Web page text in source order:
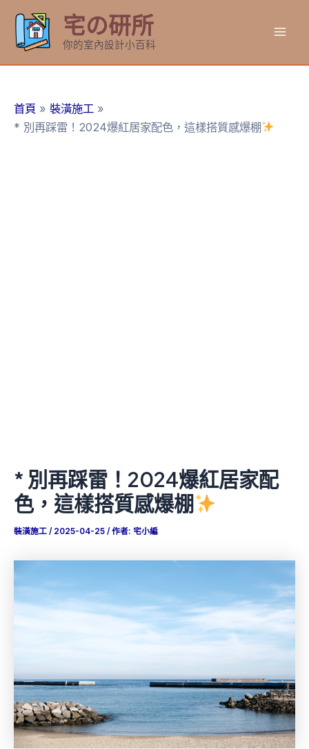
要
宅の研所
你的室內設計小百科
首頁
裝潢施工
* 別再踩雷！2024爆紅居家配色，這樣搭質感爆棚
* 別再踩雷！2024爆紅居家配
色，這樣搭質感爆棚
裝潢施工 / 2025-04-25 / 作者: 宅小編